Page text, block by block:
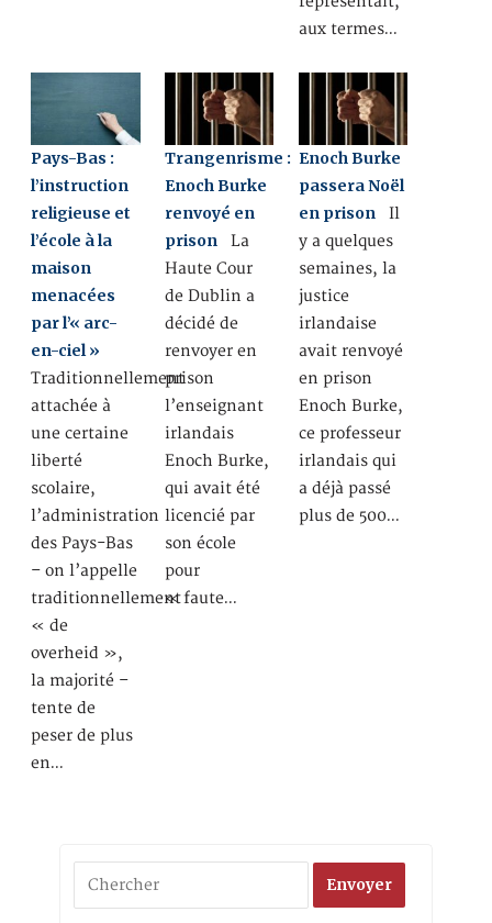
aux termes…
Pays-Bas :
l’instruction
religieuse et
l’école à la
maison
menacées
par l’« arc-
en-ciel »
Traditionnellement
attachée à
une certaine
liberté
scolaire,
l’administration
des Pays-Bas
– on l’appelle
traditionnellement
« de
overheid »,
la majorité –
tente de
peser de plus
en…
Trangenrisme :
Enoch Burke
renvoyé en
prison La
Haute Cour
de Dublin a
décidé de
renvoyer en
prison
l’enseignant
irlandais
Enoch Burke,
qui avait été
licencié par
son école
pour
« faute…
Enoch Burke
passera Noël
en prison Il
y a quelques
semaines, la
justice
irlandaise
avait renvoyé
en prison
Enoch Burke,
ce professeur
irlandais qui
a déjà passé
plus de 500…